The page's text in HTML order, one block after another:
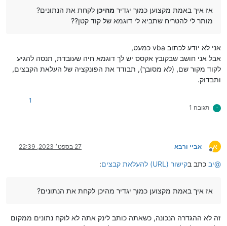
אז איך באמת מקצוען כמוך יגדיר מהיכן לקחת את הנתונים?
מותר לי להטריח שתביא לי דוגמא של קוד קטן??
אני לא יודע לכתוב vba כמעט,
אבל אני חושב שבקובץ אקסס יש לך דוגמא חיה שעובדת, תנסה להגיע
לקוד מקור שם, (לא מסובך), תבודד את הפונקציה של העלאת הקבצים,
ותבדוק.
י תגובה 1
1
א
מנותק
אביי ורבא 27 בספט׳ 2023, 22:39
@יב כתב בקישור (URL) להעלאת קבצים :
אז איך באמת מקצוען כמוך יגדיר מהיכן לקחת את הנתונים?
זה לא ההגדרה הנכונה, כשאתה כותב לינק אתה לא לוקח נתונים ממקום